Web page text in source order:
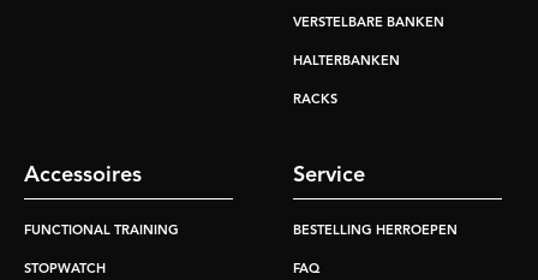
VERSTELBARE BANKEN
HALTERBANKEN
RACKS
Accessoires
FUNCTIONAL TRAINING
STOPWATCH
Service
BESTELLING HERROEPEN
FAQ